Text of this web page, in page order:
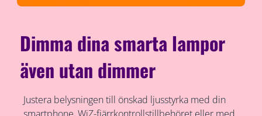
Dimma dina smarta lampor
även utan dimmer
Justera belysningen till önskad ljusstyrka med din